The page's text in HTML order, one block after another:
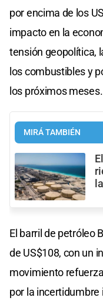
por encima de los
impacto en la
tensión geopolítica,
los combustibles y
los próximos meses.
MIRÁ TAMBIÉN
El barril de petróleo
de US$108, con un
movimiento
por la